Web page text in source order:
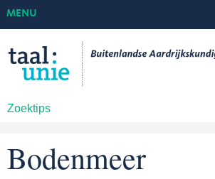
Zoektips
MENU
Bodenmeer